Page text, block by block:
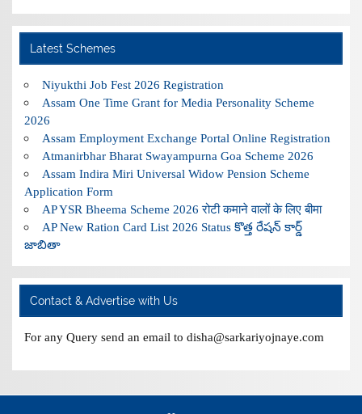
Latest Schemes
Niyukthi Job Fest 2026 Registration
Assam One Time Grant for Media Personality Scheme
2026
Assam Employment Exchange Portal Online Registration
Atmanirbhar Bharat Swayampurna Goa Scheme 2026
Assam Indira Miri Universal Widow Pension Scheme
Application Form
AP YSR Bheema Scheme 2026 रोटी कमाने वालों के लिए बीमा
AP New Ration Card List 2026 Status కొత్త రేషన్ కార్డ్
జాబితా
Contact & Advertise with Us
For any Query send an email to disha@sarkariyojnaye.com